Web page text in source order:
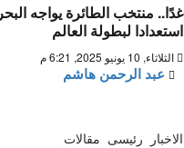
غدًا.. منتخب الطائرة يواجه
استعدادا لبطولة العالم
الثلاثاء, 10 يونيو 2025, 6:21 م
عبد الرحمن هاشم
الاخبار رئيسى مقالات